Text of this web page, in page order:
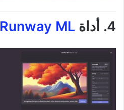
4. أداة Runway ML